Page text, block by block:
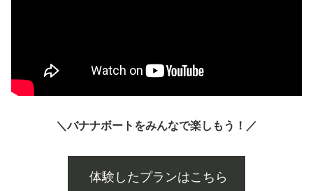
＼バナナボートをみんなで楽しもう！／
体験したプランはこちら